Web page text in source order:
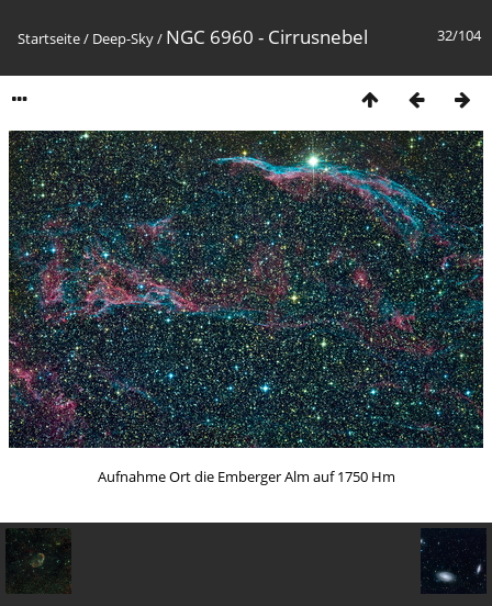
32/104
Startseite/ Deep-Sky/ NGC 6960 - Cirrusnebel
Aufnahme Ort die Emberger Alm auf 1750 Hm